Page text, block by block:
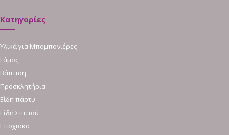
Κατηγορίες
Υλικά για Μπομπονιέρες
Γάμος
Βάπτιση
Προσκλητήρια
Είδη πάρτυ
Είδη Σπιτιού
Εποχιακά